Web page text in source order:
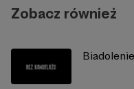
Zobacz również
Biadolenie